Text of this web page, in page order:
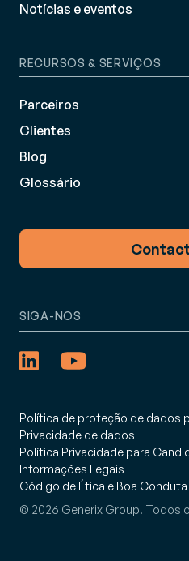
Notícias e eventos
RECURSOS & SERVIÇOS
Parceiros
Clientes
Blog
Glossário
Política de proteção de dados
Privacidade de dados
Política Privacidade para
Informações Legais
Código de Ética e Boa
© 2026 Generix Group. Todos
SIGA-NOS